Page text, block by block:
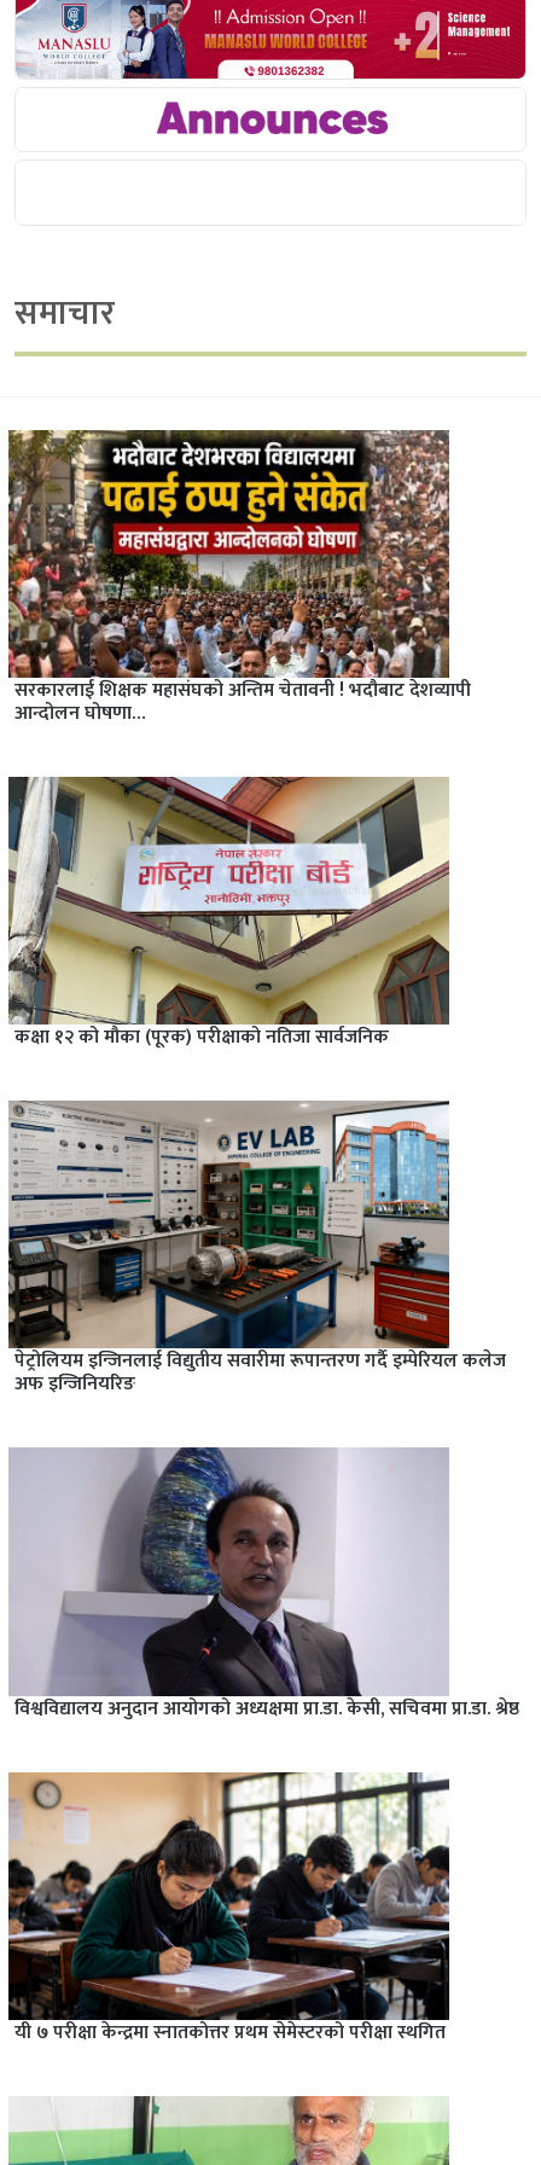
समाचार
सरकारलाई शिक्षक महासंघको अन्तिम चेतावनी ! भदौबाट देशव्यापी
आन्दोलन घोषणा…
कक्षा १२ को मौका (पूरक) परीक्षाको नतिजा सार्वजनिक
पेट्रोलियम इन्जिनलाई विद्युतीय सवारीमा रूपान्तरण गर्दै इम्पेरियल कलेज
अफ इन्जिनियरिङ
विश्वविद्यालय अनुदान आयोगको अध्यक्षमा प्रा.डा. केसी, सचिवमा प्रा.डा. श्रेष्ठ
यी ७ परीक्षा केन्द्रमा स्नातकोत्तर प्रथम सेमेस्टरको परीक्षा स्थगित